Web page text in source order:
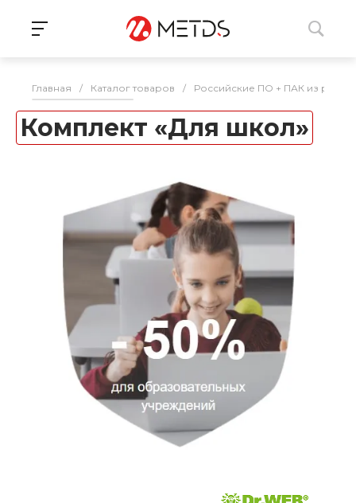
Главная / Каталог товаров / Российские ПО + ПАК из
Комплект «Для школ»